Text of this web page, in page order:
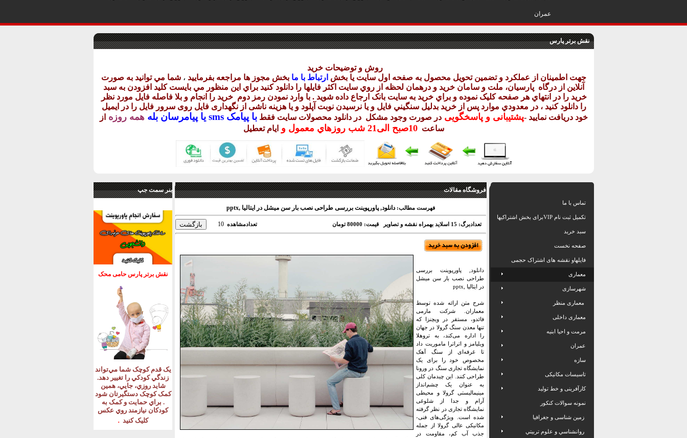
عمران
نقش برتر پارس
روش و توضيحات خريد
جهت اطمينان از عملکرد و تضمين تحويل محصول به صفحه اول سايت يا بخش ارتباط با ما بخش مجوز ها مراجعه بفرماييد ، شما مي توانيد به صورت
آنلاين از درگاه پارسيان، ملت و سامان خريد و درهمان لحظه از روي سايت اکثر فايلها را دانلود کنيد براي اين منظور مي بايست کليد افزودن به سبد
خريد را در انتهاي هر صفحه کليک نموده و براي خريد به سايت بانک ارجاع داده شويد . با وارد نمودن رمز دوم خريد را انجام و بلا فاصله فايل مورد نظر
را دانلود کنيد ، در معدودي موارد پس از خريد بدليل سنگيني فايل و يا نرسيدن نوبت آپلود و يا هزينه ناشی از نگهداری فايل روی سرور فايل را در ايميل
خود دريافت نماييد -پشتيبانی و پاسخگويی در صورت وجود مشکل در دانلود محصولات سايت فقط با پيامک sms يا پيامرسان بله همه روزه از
ساعت 10صبح الی21 شب روزهاي معمول و ايام تعطيل
بنر سمت جپ
نقش برتر پارس حامی محک
يک قدم کوچک شما مي‌تواند
زندگي کودکي را تغيير دهد.
شايد روزي، جايي، همين
کمک کوچک دستگيرتان شود
. براي حمايت و کمک به
کودکان نيازمند روي عکس
کليک کنيد .
فروشگاه مقالات
فهرست مطالب: دانلود, پاورپوینت بررسی طراحی نصب بار سن میشل در ایتالیا ,pptx
تعدادبرگ: 15 اسلاید بهمراه نقشه و تصاویر قیمت: 80000 تومان تعدادمشاهده 10
دانلود, پاورپوینت بررسی
طراحی نصب بار سن میشل
در ایتالیا ,pptx
شرح متن ارائه شده توسط
معماران. شرکت مارمی
فائدو، مستقر در ویچنزا که
تنها معدن سنگ گرولا در جهان
را اداره می‌کند، به تروهلا
ویلیامز و اتراترا ماموریت داد
تا غرفه‌ای از سنگ آهک
مخصوص خود را برای یک
نمایشگاه تجاری سنگ در ورونا
طراحی کنند. این چیدمان کلی
به عنوان یک چشم‌انداز
مینیمالیستی گرولا و محیطی
آرام و جدا از شلوغی
نمایشگاه تجاری در نظر گرفته
شده است. ویژگی‌های فنی-
مکانیکی عالی گرولا از جمله
جذب آب کم، مقاومت در
تماس با ما
تکمیل ثبت نام VIPبرای بخش اشتراکیها
سبد خرید
صفحه نخست
فایلهاو نقشه های اشتراک حجمی
معماری
شهرسازی
معماری منظر
معماری داخلی
مرمت و احیا ابنیه
عمران
سازه
تاسیسات مکانیکی
کارآفرینی و خط تولید
نمونه سوالات کنکور
زمین شناسی و جغرافیا
روانشناسي و علوم تربيتي